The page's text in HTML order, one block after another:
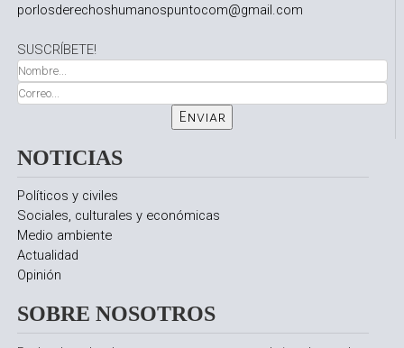
porlosderechoshumanospuntocom@gmail.com
SUSCRÍBETE!
NOTICIAS
Políticos y civiles
Sociales, culturales y económicas
Medio ambiente
Actualidad
Opinión
SOBRE NOSOTROS